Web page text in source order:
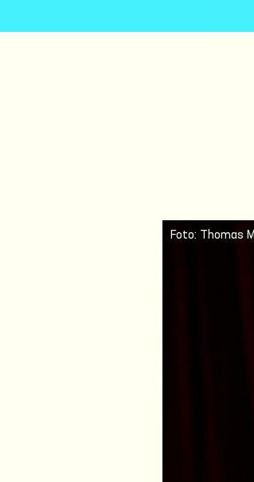
Foto: Thomas